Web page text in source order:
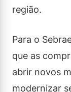
região.
Para o
que as
abrir novos
modernizar